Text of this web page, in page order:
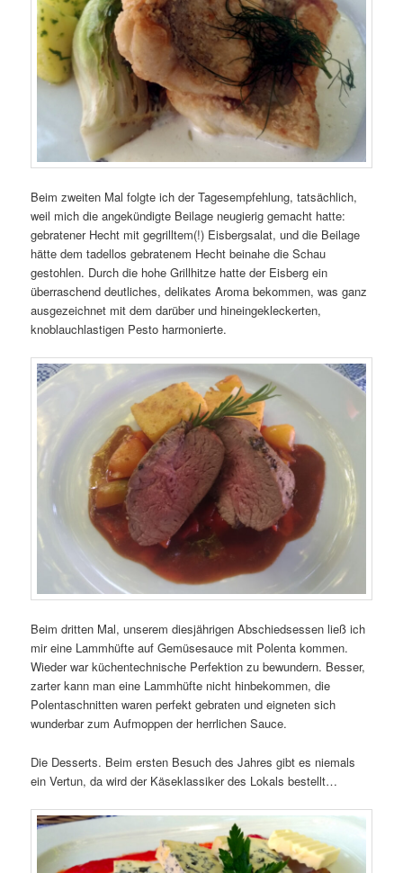
Beim zweiten Mal folgte ich der Tagesempfehlung, tatsächlich,
weil mich die angekündigte Beilage neugierig gemacht hatte:
gebratener Hecht mit gegrilltem(!) Eisbergsalat, und die Beilage
hätte dem tadellos gebratenem Hecht beinahe die Schau
gestohlen. Durch die hohe Grillhitze hatte der Eisberg ein
überraschend deutliches, delikates Aroma bekommen, was ganz
ausgezeichnet mit dem darüber und hineingekleckerten,
knoblauchlastigen Pesto harmonierte.
Beim dritten Mal, unserem diesjährigen Abschiedsessen ließ ich
mir eine Lammhüfte auf Gemüsesauce mit Polenta kommen.
Wieder war küchentechnische Perfektion zu bewundern. Besser,
zarter kann man eine Lammhüfte nicht hinbekommen, die
Polentaschnitten waren perfekt gebraten und eigneten sich
wunderbar zum Aufmoppen der herrlichen Sauce.
Die Desserts. Beim ersten Besuch des Jahres gibt es niemals
ein Vertun, da wird der Käseklassiker des Lokals bestellt…